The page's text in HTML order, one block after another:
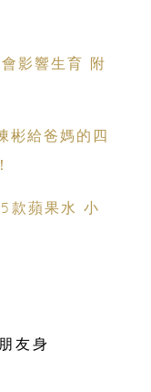
影響生育 附
彬給爸媽的四
款蘋果水 小
友身